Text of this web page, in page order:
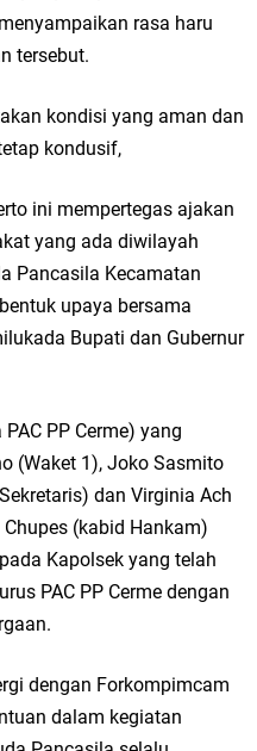
dan LBH Perkuat Soliditas di
Stunting, Perkuat Gizi Balita
Lewat Pemanfaatan Gedung C
Gowes dan Pasar Ahad
rasa haru
tersebut.
kondisi yang aman dan
kondusif,
ini mempertegas ajakan
yang ada diwilayah
Pancasila Kecamatan
upaya bersama
Bupati dan Gubernur
PP Cerme) yang
(Waket 1), Joko Sasmito
dan Virginia Ach
(kabid Hankam)
Kapolsek yang telah
PAC PP Cerme dengan
dengan Forkompimcam
dalam kegiatan